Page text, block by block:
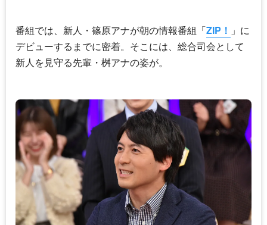
番組では、新人・篠原アナが朝の情報番組「ZIP！ 」に
デビューするまでに密着。そこには、総合司会として
新人を見守る先輩・桝アナの姿が。